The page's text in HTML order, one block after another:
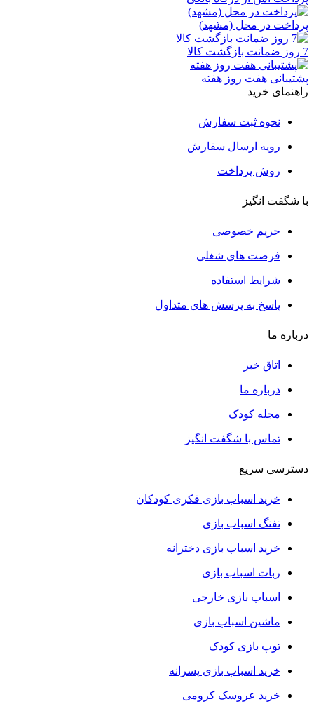
پرداخت در محل (مشهد)
7 روز ضمانت بازگشت کالا
پشتیبانی هفت روز هفته
راهنمای خرید
نحوه ثبت سفارش
رویه ارسال سفارش
روش پرداخت
با شگفت انگیز
حریم خصوصی
فرصت های شغلی
شرایط استفاده
پاسخ به پرسش های متداول
درباره ما
اتاق خبر
درباره ما
مجله کودک
تماس با شگفت انگیز
دسترسی سریع
خرید اسباب بازی فکری کودکان
تفنگ اسباب بازی
خرید اسباب بازی دخترانه
ربات اسباب بازی
اسباب بازی خارجی
ماشین اسباب بازی
توپ بازی کودک
خرید اسباب بازی پسرانه
خرید عروسک کرومی